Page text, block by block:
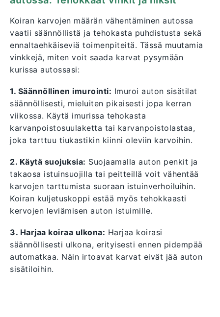
Koiran karvojen määrän vähentäminen autossa
vaatii säännöllistä ja tehokasta puhdistusta sekä
ennaltaehkäiseviä toimenpiteitä. Tässä muutamia
vinkkejä, miten voit saada karvat pysymään
kurissa autossasi:
1. Säännöllinen imurointi: Imuroi auton sisätilat
säännöllisesti, mieluiten pikaisesti jopa kerran
viikossa. Käytä imurissa tehokasta
karvanpoistosuulaketta tai karvanpoistolastaa,
joka tarttuu tiukastikin kiinni oleviin karvoihin.
2. Käytä suojuksia: Suojaamalla auton penkit ja
takaosa istuinsuojilla tai peitteillä voit vähentää
karvojen tarttumista suoraan istuinverhoiluihin.
Koiran kuljetuskoppi estää myös tehokkaasti
kervojen leviämisen auton istuimille.
3. Harjaa koiraa ulkona: Harjaa koirasi
säännöllisesti ulkona, erityisesti ennen pidempää
automatkaa. Näin irtoavat karvat eivät jää auton
sisätiloihin.